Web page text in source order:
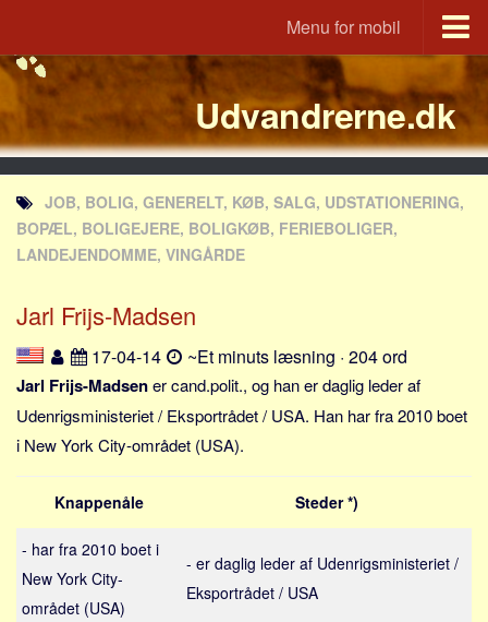
Menu for mobil
Portal
Udvandrerne.dk
Utvandrerne.no
Utvandrarna.se
Tyskland.dk
England.dk
JLKM.dk
Lande
Tyrkiet
Spanien
Sverige
Norge
Italien
Udvandrerne.dk
JOB, BOLIG, GENERELT, KØB, SALG, UDSTATIONERING,
BOPÆL, BOLIGEJERE, BOLIGKØB, FERIEBOLIGER,
LANDEJENDOMME, VINGÅRDE
Jarl Frijs-Madsen
17-04-14 ~Et minuts læsning · 204 ord
Jarl Frijs-Madsener cand.polit., og han er daglig leder af
Udenrigsministeriet / Eksportrådet / USA. Han har fra 2010 boet
i New York City-området (USA).
Knappenåle Steder *)
- har fra 2010 boet i
New York City-
området (USA)
- er daglig leder af Udenrigsministeriet /
Eksportrådet / USA